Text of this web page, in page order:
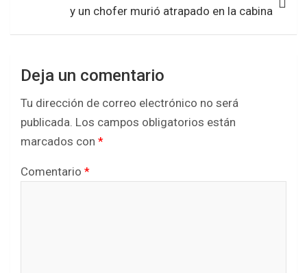
y un chofer murió atrapado en la cabina
Deja un comentario
Tu dirección de correo electrónico no será
publicada. Los campos obligatorios están
marcados con *
Comentario *